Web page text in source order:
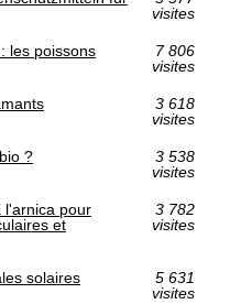
visites
les poissons
7 806
visites
3 618
visites
?
3 538
visites
l'arnica pour
et
3 782
visites
solaires
5 631
visites